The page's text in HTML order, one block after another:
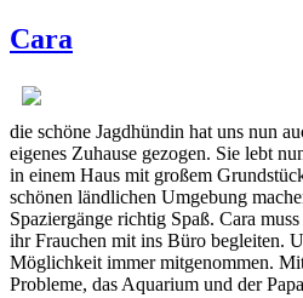
Cara
die schöne Jagdhündin hat uns nun
eigenes Zuhause gezogen. Sie lebt
in einem Haus mit großem
schönen ländlichen Umgebung
Spaziergänge richtig Spaß. Cara
ihr Frauchen mit ins Büro begleiten.
Möglichkeit immer mitgenommen.
Probleme, das Aquarium und der